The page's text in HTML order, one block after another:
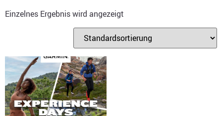
Einzelnes Ergebnis wird angezeigt